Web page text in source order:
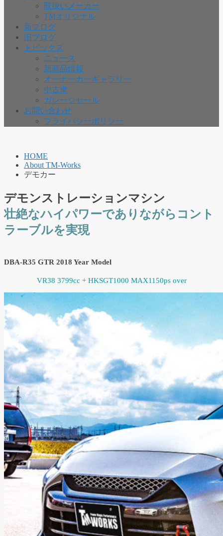
取扱いメーカー
TMオリジナル
新ブログ
旧ブログ
トピックス
ニュース
新商品情報
オーナーカーギャラリー
中古車
ガレージセール
お問い合わせ
プライバシーポリシー
HOME
About TM-Works
デモカー
デモンストレーションマシン
壮絶なハイパワーでありながらコント
ラーブルを実現
DBA-R35 GTR 2018 Year Model
VR38 3799cc + HKSGT1000 MAX1150ps over